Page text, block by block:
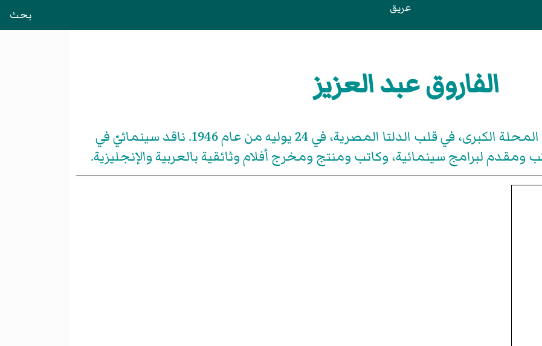
عريق بحث
الفاروق عبد العزيز
الفاروق عبد العزيز ولد في مدينة المحلة الكبرى، في قلب الدلتا المصرية، في 24 يوليه من عام 1946. ناقد سينمائيّ في
ومقدم لبرامج سينمائية، وكاتب ومنتج ومخرج أفلام وثائقية بالعربية والإنجليزية.